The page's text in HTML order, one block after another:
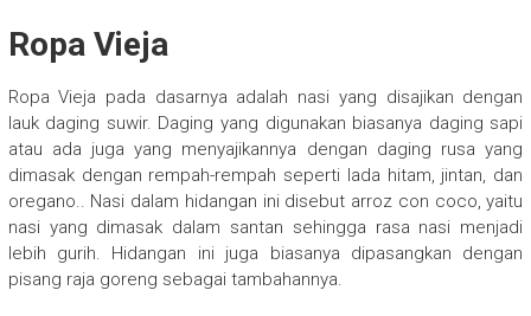
Ropa Vieja
Ropa Vieja pada dasarnya adalah nasi yang disajikan dengan
lauk daging suwir. Daging yang digunakan biasanya daging sapi
atau ada juga yang menyajikannya dengan daging rusa yang
dimasak dengan rempah-rempah seperti lada hitam, jintan, dan
oregano.. Nasi dalam hidangan ini disebut arroz con coco, yaitu
nasi yang dimasak dalam santan sehingga rasa nasi menjadi
lebih gurih. Hidangan ini juga biasanya dipasangkan dengan
pisang raja goreng sebagai tambahannya.